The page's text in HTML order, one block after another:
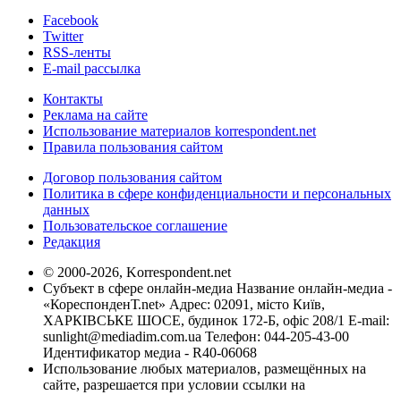
Facebook
Twitter
RSS-ленты
E-mail рассылка
Контакты
Реклама на сайте
Использование материалов korrespondent.net
Правила пользования сайтом
Договор пользования сайтом
Политика в сфере конфиденциальности и персональных
данных
Пользовательское соглашение
Редакция
© 2000-2026, Korrespondent.net
Субъект в сфере онлайн-медиа Название онлайн-медиа -
«КореспонденТ.net» Адрес: 02091, місто Київ,
ХАРКІВСЬКЕ ШОСЕ, будинок 172-Б, офіс 208/1 E-mail:
sunlight@mediadim.com.ua Телефон: 044-205-43-00
Идентификатор медиа - R40-06068
Использование любых материалов, размещённых на
сайте, разрешается при условии ссылки на